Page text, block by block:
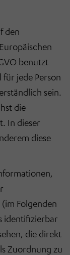
den
benutzt
jede Person
sein.
die
In dieser
diese
Folgenden
identifizierbar
die direkt
Zuordnung zu